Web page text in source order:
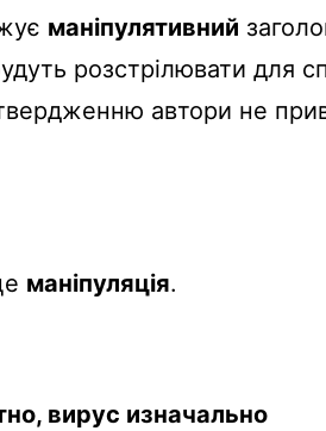
маніпулятивний
розстрілювати для
автори не
маніпуляція.
вирус изначально